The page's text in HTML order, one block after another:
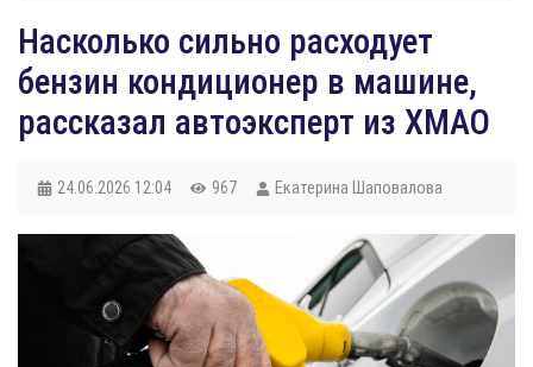
Насколько сильно расходует
бензин кондиционер в машине,
рассказал автоэксперт из ХМАО
24.06.2026 12:04 967 Екатерина Шаповалова